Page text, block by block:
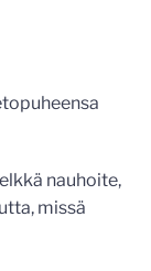
nauhoite,
missä